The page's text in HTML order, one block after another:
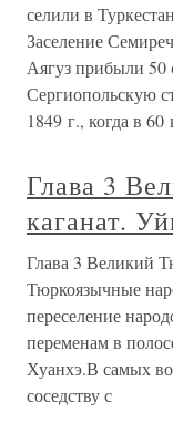
селили в
Заселение
Аягуз прибыли 50
Сергиопольскую
1849 г., когда в 60
Глава 3
каганат.
Глава 3 Великий
Тюркоязычные
переселение
переменам в
Хуанхэ.В самых
соседству с